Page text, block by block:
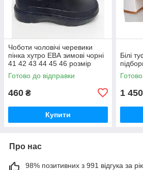
Чоботи чоловічі черевики
пінка хутро ЕВА зимові чорні
41 42 43 44 45 46 розмір
Готово до відправки
460 ₴
Купити
Білі
1 450
Про нас
98% позитивних з 991 відгука за рік